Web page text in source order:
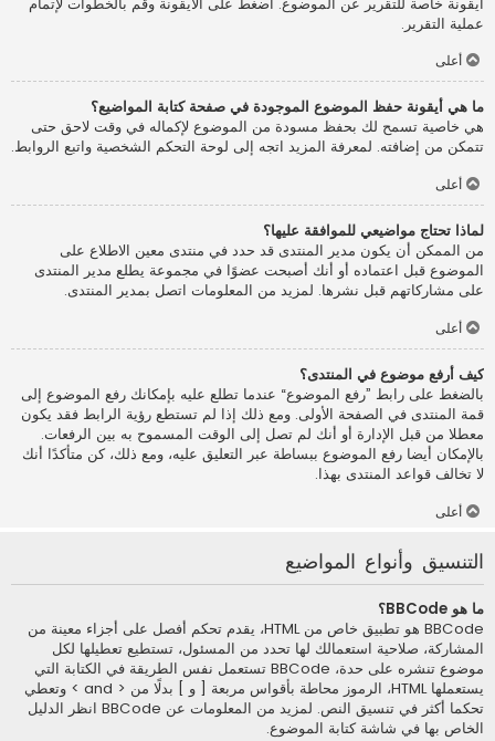
عملية التقرير.
أعلى
ما هي أيقونة حفظ الموضوع الموجودة في صفحة كتابة المواضيع؟
هي خاصية تسمح لك بحفظ مسودة من الموضوع لإكماله في وقت لاحق حتى
تتمكن من إضافته. لمعرفة المزيد اتجه إلى لوحة التحكم الشخصية واتبع الروابط.
أعلى
لماذا تحتاج مواضيعي للموافقة عليها؟
من الممكن أن يكون مدير المنتدى قد حدد في منتدى معين الاطلاع على
الموضوع قبل اعتماده أو أنك أصبحت عضوًا في مجموعة يطلع مدير المنتدى
على مشاركاتهم قبل نشرها. لمزيد من المعلومات اتصل بمدير المنتدى.
أعلى
كيف أرفع موضوع في المنتدى؟
بالضغط على رابط ”رفع الموضوع“ عندما تطلع عليه بإمكانك رفع الموضوع إلى
قمة المنتدى في الصفحة الأولى. ومع ذلك إذا لم تستطع رؤية الرابط فقد يكون
معطلا من قبل الإدارة أو أنك لم تصل إلى الوقت المسموح به بين الرفعات.
بالإمكان أيضا رفع الموضوع ببساطة عبر التعليق عليه، ومع ذلك، كن متأكدًا أنك
لا تخالف قواعد المنتدى بهذا.
أعلى
التنسيق وأنواع المواضيع
ما هو BBCode؟
BBCode هو تطبيق خاص من HTML، يقدم تحكم أفصل على أجزاء معينة من
المشاركة، صلاحية استعمالك لها تحدد من المسئول، تستطيع تعطيلها لكل
موضوع تنشره على حدة، BBCode تستعمل نفس الطريقة في الكتابة التي
يستعملها HTML، الرموز محاطة بأقواس مربعة [ و ] بدلًا من < and > وتعطي
تحكما أكثر في تنسيق النص. لمزيد من المعلومات عن BBCode انظر الدليل
الخاص بها في شاشة كتابة الموضوع.